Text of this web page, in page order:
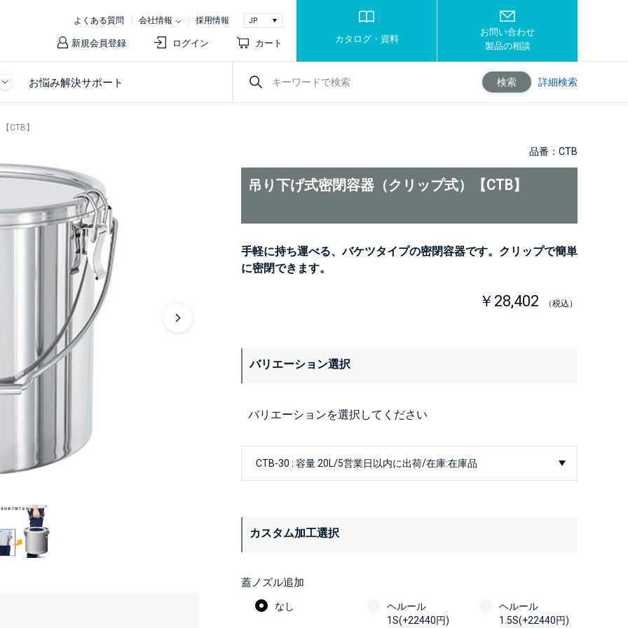
よくある質問 会社情報 採用情報
新規会員登録 ログイン カート カタログ・資料
お問い合わせ
製品の相談
お悩み解決サポート 検索 詳細検索
CTB】
品番：CTB
吊り下げ式密閉容器（クリップ式）【CTB】
手軽に持ち運べる、バケツタイプの密閉容器です。クリップで簡単
に密閉できます。
￥28,402 （税込）
バリエーション選択
バリエーションを選択してください
カスタム加工選択
蓋ノズル追加
なし
ヘルール
1S(+22440円)
ヘルール
1.5S(+22440円)